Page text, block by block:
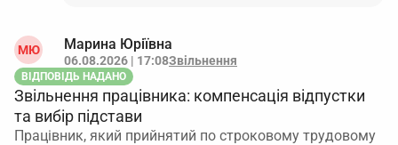
МЮ Марина Юріївна
06.08.2026 | 17:08Звільнення
ВІДПОВІДЬ НАДАНО
Звільнення працівника: компенсація відпустки
та вибір підстави
Працівник, який прийнятий по строковому трудовому